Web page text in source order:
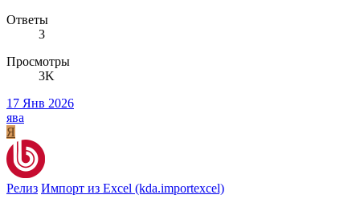
Ответы
3
Просмотры
3K
17 Янв 2026
ява
Я
Релиз Импорт из Excel (kda.importexcel)